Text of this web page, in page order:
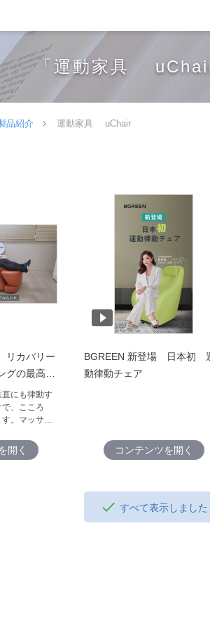
「運動家具
品紹介 運動家具 uChair
カバリー
グの最高
にも律動す
、こころ
。マッサー
ないかもし
て とろりと
開く
BGREEN 新登場 日本初
動律動チェア
コンテンツを開く
すべて表示しました